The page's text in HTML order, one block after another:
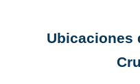
Ubicaciones